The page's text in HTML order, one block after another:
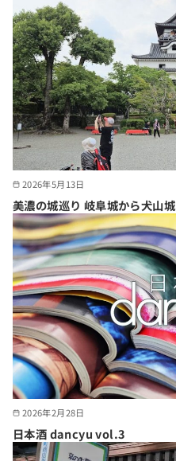
2026年5月13日
美濃の城巡り 岐阜城から犬山城
2026年2月28日
日本酒 dancyu vol.3